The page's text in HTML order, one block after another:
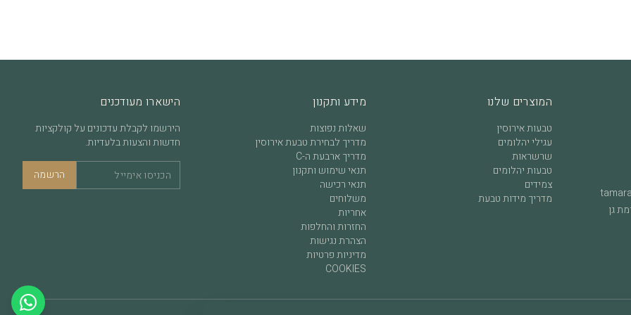
שנענד ואוהבים אותו. בכל
המוצרים שלנו
טבעות אירוסין
עגילי יהלומים
שרשראות
טבעות יהלומים
צמידים
מדריך מידות טבעת
מידע ותקנון
שאלות נפוצות
מדריך לבחירת טבעת אירוסין
מדריך ארבעת ה-C
תנאי שימוש ותקנון
תנאי רכישה
משלוחים
אחריות
החזרות והחלפות
הצהרת נגישות
מדיניות פרטיות
COOKIES
הישארו מעודכנים
הירשמו לקבלת עדכונים על קולקציות
חדשות והצעות בלעדיות.
הרשמה